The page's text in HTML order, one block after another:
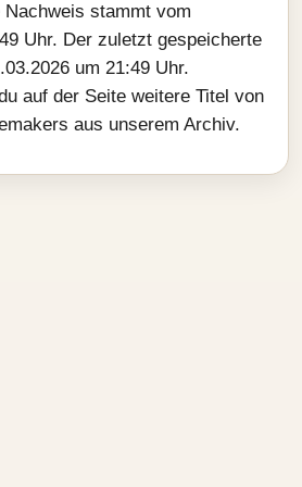
stammt vom
Uhr. Der zuletzt gespeicherte
um 21:49 Uhr.
auf der Seite weitere Titel von
aus unserem Archiv.